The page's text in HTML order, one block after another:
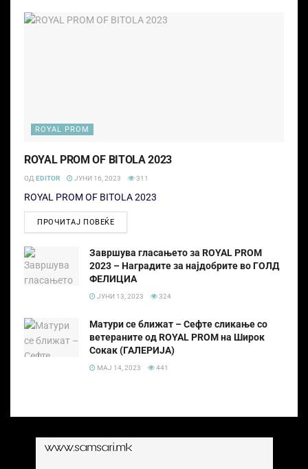
ROYAL PROM
ROYAL PROM OF BITOLA 2023
ОД EDITOR ЈУНИ 16, 2023 311
ROYAL PROM OF BITOLA 2023
ПРОЧИТАЈ ПОВЕЌЕ
Завршува гласањето за ROYAL PROM
2023 – Наградите за најдобрите во ГОЛД
ФЕЛИЦИА
ЈУНИ 13, 2023 324
Матури се ближат – Сефте сликање со
ветераните од ROYAL PROM на Широк
Сокак (ГАЛЕРИЈА)
МАЈ 14, 2023 441